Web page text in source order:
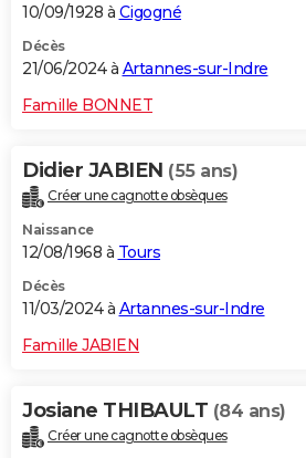
10/09/1928 à Cigogné
Décès
21/06/2024 à Artannes-sur-Indre
Famille BONNET
Didier JABIEN (55 ans)
Créer une cagnotte obsèques
Naissance
12/08/1968 à Tours
Décès
11/03/2024 à Artannes-sur-Indre
Famille JABIEN
Josiane THIBAULT (84 ans)
Créer une cagnotte obsèques